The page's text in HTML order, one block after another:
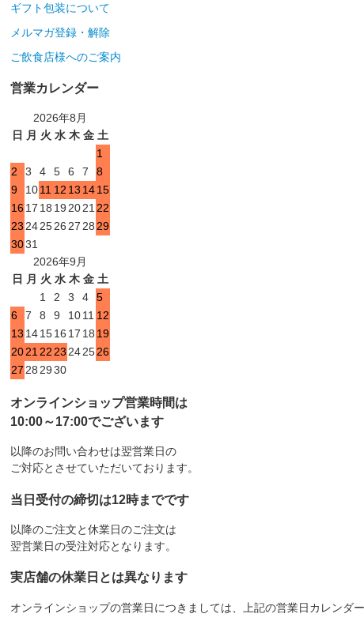
ギフト包装について
メルマガ登録・解除
ご飲食店様へのご案内
営業カレンダー
2026年8月
日 月 火 水 木 金 土
1
2
3 4 5 6 7
8
9
1011 12 13 1415
1617 18 19 2021 22
23 242526 27 28 29
3031
2026年9月
日 月 火 水 木 金 土
1
2 3 4
5
6
7 8 9 1011 12
13 141516 17 18 19
202122 23 242526
27 28 29 30
オンラインショップ営業時間は
10:00～17:00でございます
以降のお問い合わせは翌営業日の
ご対応とさせていただいております。
当日受付の締切は12時までです
以降のご注文と休業日のご注文は
翌営業日の受注対応となります。
実店舗の休業日とは異なります
オンラインショップの営業日につきましては、上記の営業日カレンダ